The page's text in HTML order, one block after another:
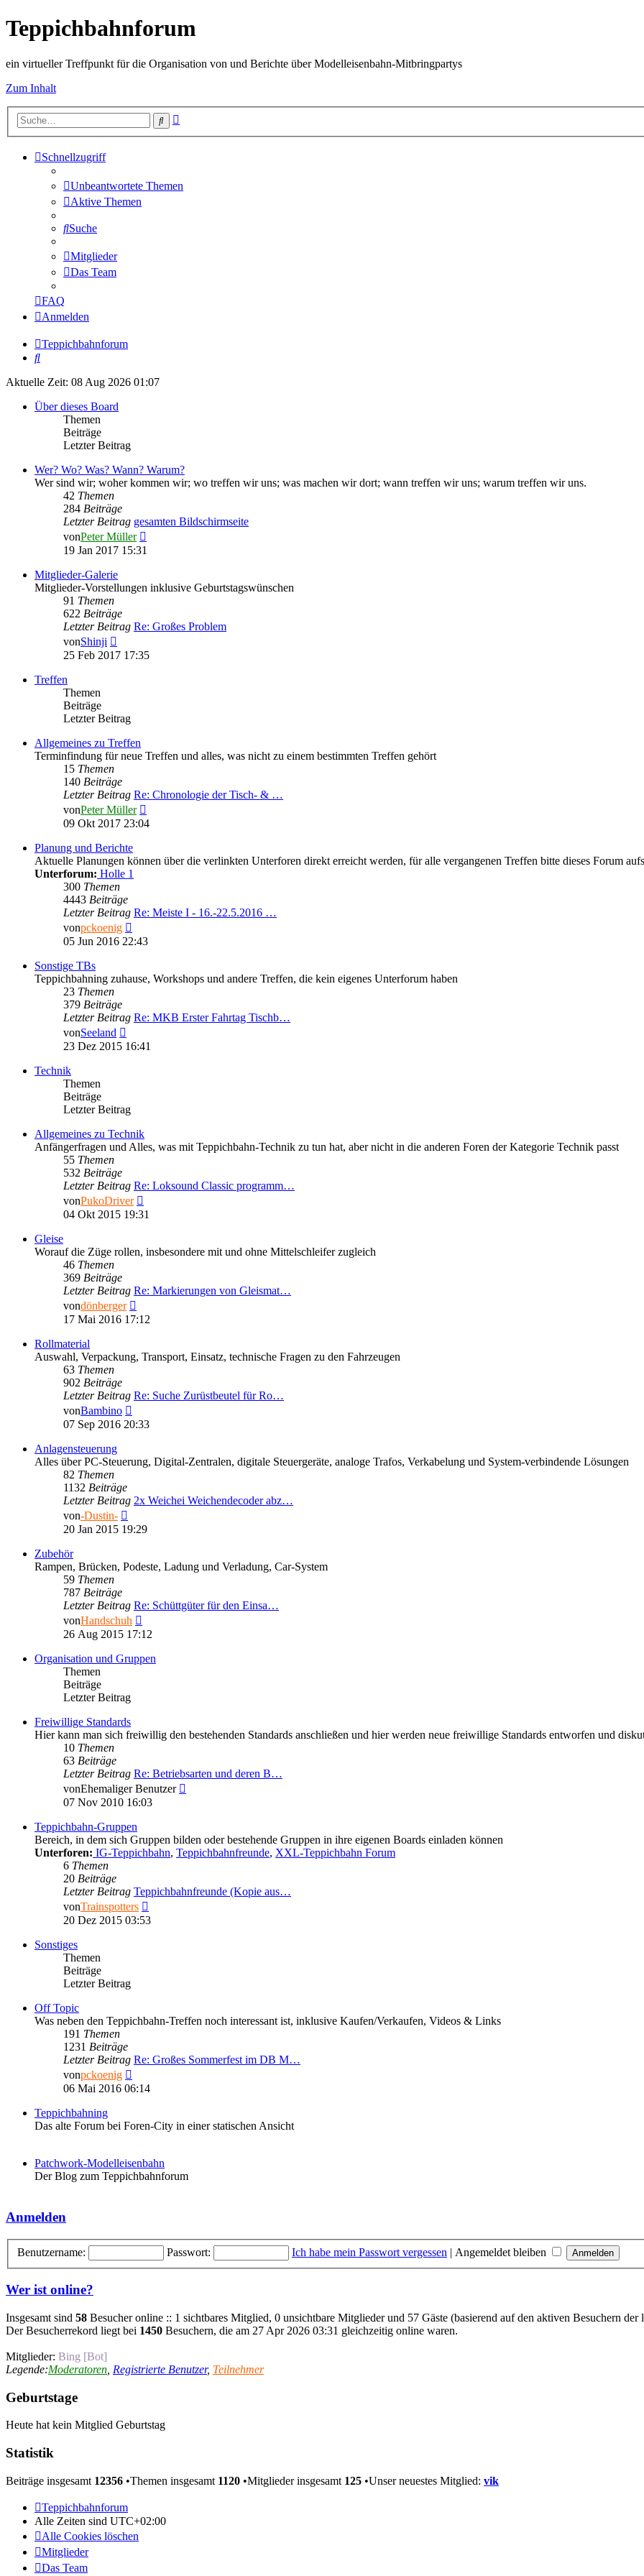
Teppichbahnforum
ein virtueller Treffpunkt für die Organisation von und Berichte über Modelleisenbahn-Mitbringpartys
Zum Inhalt
Suche
Schnellzugriff
Unbeantwortete Themen
Aktive Themen
Suche
Mitglieder
Das Team
FAQ
Anmelden
Teppichbahnforum
Suche
Aktuelle Zeit: 08 Aug 2026 01:07
Über dieses Board
Themen
Beiträge
Letzter Beitrag
Wer? Wo? Was? Wann? Warum?
Wer sind wir; woher kommen wir; wo treffen wir uns; was machen wir dort; wann treffen wir uns; warum treffen wir uns.
42 Themen
284 Beiträge
Letzter Beitrag gesamten Bildschirmseite
vonPeter Müller
19 Jan 2017 15:31
Mitglieder-Galerie
Mitglieder-Vorstellungen inklusive Geburtstagswünschen
91 Themen
622 Beiträge
Letzter Beitrag Re: Großes Problem
vonShinji
Beitrag
25 Feb 2017 17:35
Treffen
Themen
Beiträge
Letzter Beitrag
Allgemeines zu Treffen
Terminfindung für neue Treffen und alles, was nicht zu einem bestimmten Treffen gehört
15 Themen
140 Beiträge
Letzter Beitrag Re: Chronologie der Tisch- & …
vonPeter Müller
Beitrag
09 Okt 2017 23:04
Planung und Berichte
Aktuelle Planungen können über die verlinkten Unterforen direkt erreicht werden, für alle vergangenen Treffen bitte dieses Forum
Unterforum: Holle 1
300 Themen
4443 Beiträge
Letzter Beitrag Re: Meiste I - 16.-22.5.2016 …
vonpckoenig
Beitrag
05 Jun 2016 22:43
Sonstige TBs
Teppichbahning zuhause, Workshops und andere Treffen, die kein eigenes Unterforum haben
23 Themen
379 Beiträge
Letzter Beitrag Re: MKB Erster Fahrtag Tischb…
vonSeeland
Beitrag
23 Dez 2015 16:41
Technik
Themen
Beiträge
Letzter Beitrag
Allgemeines zu Technik
Anfängerfragen und Alles, was mit Teppichbahn-Technik zu tun hat, aber nicht in die anderen Foren der Kategorie Technik passt
55 Themen
532 Beiträge
Letzter Beitrag Re: Loksound Classic programm…
vonPukoDriver
Beitrag
04 Okt 2015 19:31
Gleise
Worauf die Züge rollen, insbesondere mit und ohne Mittelschleifer zugleich
46 Themen
369 Beiträge
Letzter Beitrag Re: Markierungen von Gleismat…
vondönberger
Beitrag
17 Mai 2016 17:12
Rollmaterial
Auswahl, Verpackung, Transport, Einsatz, technische Fragen zu den Fahrzeugen
63 Themen
902 Beiträge
Letzter Beitrag Re: Suche Zurüstbeutel für Ro…
vonBambino
Beitrag
07 Sep 2016 20:33
Anlagensteuerung
Alles über PC-Steuerung, Digital-Zentralen, digitale Steuergeräte, analoge Trafos, Verkabelung und System-verbindende Lösungen
82 Themen
1132 Beiträge
Letzter Beitrag 2x Weichei Weichendecoder abz…
von-Dustin-
Beitrag
20 Jan 2015 19:29
Zubehör
Rampen, Brücken, Podeste, Ladung und Verladung, Car-System
59 Themen
787 Beiträge
Letzter Beitrag Re: Schüttgüter für den Einsa…
vonHandschuh
Beitrag
26 Aug 2015 17:12
Organisation und Gruppen
Themen
Beiträge
Letzter Beitrag
Freiwillige Standards
Hier kann man sich freiwillig den bestehenden Standards anschließen und hier werden neue freiwillige Standards entworfen und
10 Themen
63 Beiträge
Letzter Beitrag Re: Betriebsarten und deren B…
vonEhemaliger Benutzer
07 Nov 2010 16:03
Teppichbahn-Gruppen
Bereich, in dem sich Gruppen bilden oder bestehende Gruppen in ihre eigenen Boards einladen können
Unterforen: IG-Teppichbahn, Teppichbahnfreunde, XXL-Teppichbahn Forum
6 Themen
20 Beiträge
Letzter Beitrag Teppichbahnfreunde (Kopie aus…
vonTrainspotters
Beitrag
20 Dez 2015 03:53
Sonstiges
Themen
Beiträge
Letzter Beitrag
Off Topic
Was neben den Teppichbahn-Treffen noch interessant ist, inklusive Kaufen/Verkaufen, Videos & Links
191 Themen
1231 Beiträge
Letzter Beitrag Re: Großes Sommerfest im DB M…
vonpckoenig
Beitrag
06 Mai 2016 06:14
Teppichbahning
Das alte Forum bei Foren-City in einer statischen Ansicht
Patchwork-Modelleisenbahn
Der Blog zum Teppichbahnforum
Anmelden
Benutzername: Passwort: Ich habe mein Passwort vergessen | Angemeldet bleiben
Wer ist online?
Insgesamt sind 58 Besucher online :: 1 sichtbares Mitglied, 0 unsichtbare Mitglieder und 57 Gäste (basierend auf den aktiven Besuchern der
Der Besucherrekord liegt bei 1450 Besuchern, die am 27 Apr 2026 03:31 gleichzeitig online waren.
Mitglieder: Bing [Bot]
Legende:Moderatoren Registrierte Benutzer, Teilnehmer
Geburtstage
Heute hat kein Mitglied Geburtstag
Statistik
Beiträge insgesamt 12356 •Themen insgesamt 1120 •Mitglieder insgesamt 125 •Unser neuestes Mitglied: vik
Teppichbahnforum
Alle Zeiten sind UTC+02:00
Alle Cookies löschen
Mitglieder
Das Team